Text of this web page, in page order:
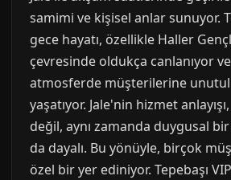
samimi ve kişisel anlar sunuyor.
gece hayatı, özellikle Haller
çevresinde oldukça canlanıyor
atmosferde müşterilerine
yaşatıyor. Jale'nin hizmet
değil, aynı zamanda duygusal
da dayalı. Bu yönüyle, birçok
özel bir yer ediniyor. Tepebaşı